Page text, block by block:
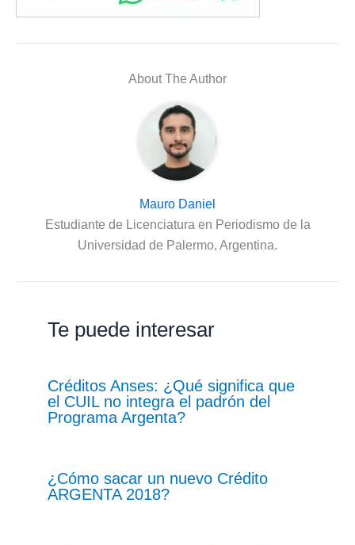
About The Author
Mauro Daniel
Estudiante de Licenciatura en Periodismo de la
Universidad de Palermo, Argentina.
Te puede interesar
Créditos Anses: ¿Qué significa que
el CUIL no integra el padrón del
Programa Argenta?
¿Cómo sacar un nuevo Crédito
ARGENTA 2018?